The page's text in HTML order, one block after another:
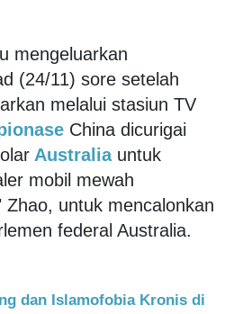
mengeluarkan
(24/11) sore setelah
melalui stasiun TV
China dicurigai
Australia untuk
mobil mewah
untuk mencalonkan
federal Australia.
dan Islamofobia Kronis di